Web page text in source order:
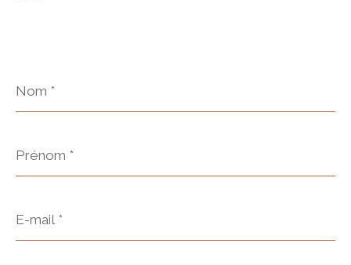
*
*
mail
*